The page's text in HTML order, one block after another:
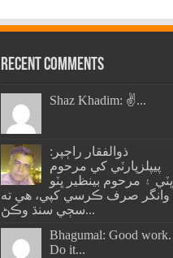
Recent Comments
Shaz Khadim: ✌️...
ذوالفقار راڄپر:
پيپلزپارٽي کي مرحوم
ڀٽي ۽ مرحوم بينظير ڀٽو
وانگر صرف ڪرسي کپي، هي ته
سڄي سنڌ وڪڻ...
Bhagumal: Good work.
Do it...